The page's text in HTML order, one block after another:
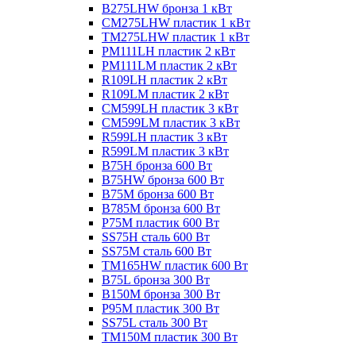
B275LHW бронза 1 кВт
CM275LHW пластик 1 кВт
TM275LHW пластик 1 кВт
PM111LH пластик 2 кВт
PM111LM пластик 2 кВт
R109LH пластик 2 кВт
R109LM пластик 2 кВт
CM599LH пластик 3 кВт
CM599LM пластик 3 кВт
R599LH пластик 3 кВт
R599LM пластик 3 кВт
B75H бронза 600 Вт
B75HW бронза 600 Вт
B75M бронза 600 Вт
B785M бронза 600 Вт
P75M пластик 600 Вт
SS75H сталь 600 Вт
SS75M сталь 600 Вт
TM165HW пластик 600 Вт
B75L бронза 300 Вт
B150M бронза 300 Вт
P95M пластик 300 Вт
SS75L сталь 300 Вт
TM150M пластик 300 Вт